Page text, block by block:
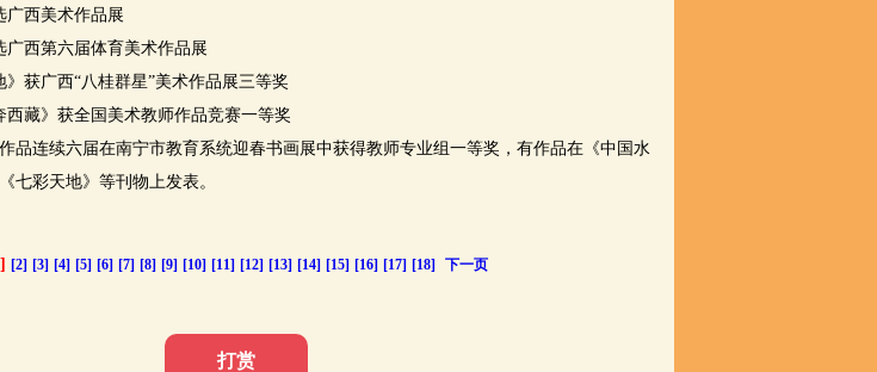
西美术作品展
西第六届体育美术作品展
获广西“八桂群星”美术作品展三等奖
藏》获全国美术教师作品竞赛一等奖
连续六届在南宁市教育系统迎春书画展中获得教师专业组一等奖，有作品在《中国水
七彩天地》等刊物上发表。
[2] [3] [4] [5] [6] [7] [8] [9] [10] [11] [12] [13] [14] [15] [16] [17] [18] 下一页
打赏